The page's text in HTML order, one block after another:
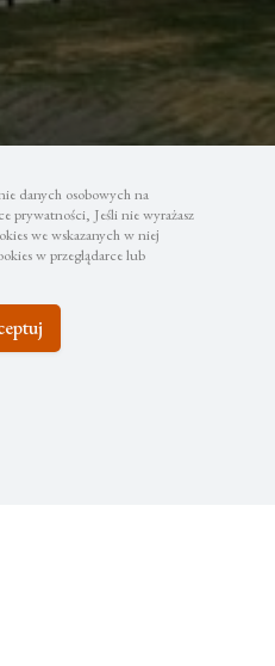
danych osobowych na
prywatności, Jeśli nie wyrażasz
we wskazanych w niej
w przeglądarce lub